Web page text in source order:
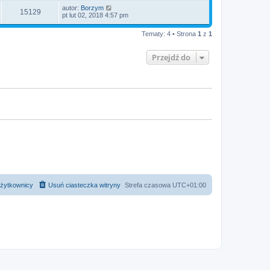
15129 autor: Borzym
pt lut 02, 2018 4:57 pm
Tematy: 4 • Strona 1 z 1
Przejdź do
Strefa czasowa UTC+01:00
Usuń ciasteczka witryny